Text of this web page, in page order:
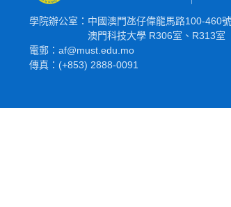
學院辦公室：中國澳門氹仔偉龍馬路100-460號
澳門科技大學 R306室、R313室
電郵：af@must.edu.mo
傳真：(+853) 2888-0091